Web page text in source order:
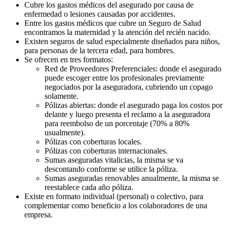
Cubre los gastos médicos del asegurado por causa de
enfermedad o lesiones causadas por accidentes.
Entre los gastos médicos que cubre un Seguro de Salud
encontramos la maternidad y la atención del recién nacido.
Existen seguros de salud especialmente diseñados para niños,
para personas de la tercera edad, para hombres.
Se ofrecen en tres formatos:
Red de Proveedores Preferenciales: donde el asegurado
puede escoger entre los profesionales previamente
negociados por la aseguradora, cubriendo un copago
solamente.
Pólizas abiertas: donde el asegurado paga los costos por
delante y luego presenta el reclamo a la aseguradora
para reembolso de un porcentaje (70% a 80%
usualmente).
Pólizas con coberturas locales.
Pólizas con coberturas internacionales.
Sumas aseguradas vitalicias, la misma se va
descontando conforme se utilice la póliza.
Sumas aseguradas renovables anualmente, la misma se
reestablece cada año póliza.
Existe en formato individual (personal) o colectivo, para
complementar como beneficio a los colaboradores de una
empresa.